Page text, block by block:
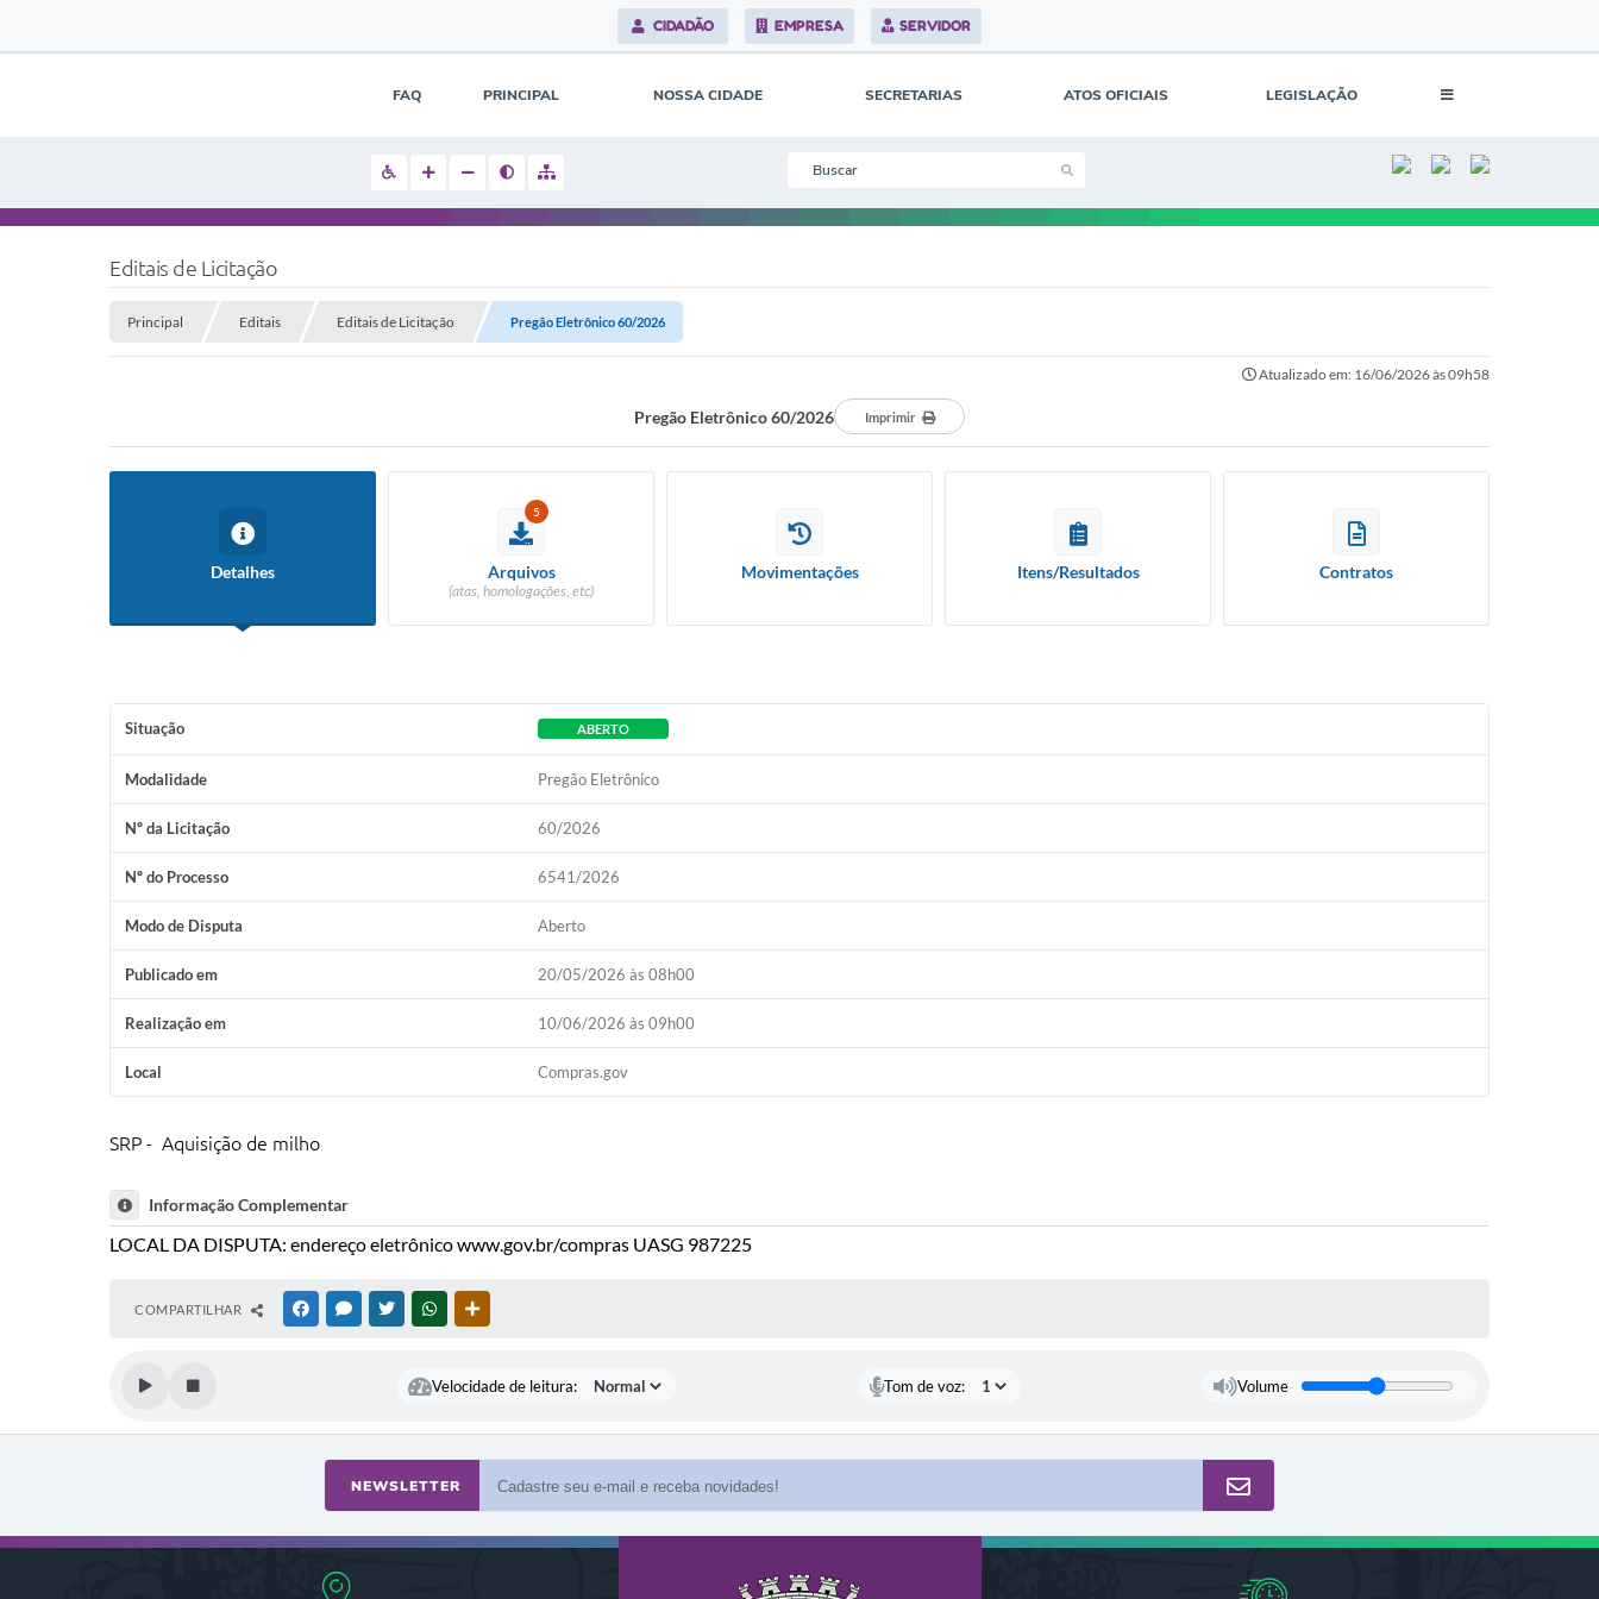
CIDADÃO EMPRESA SERVIDOR
FAQ PRINCIPAL NOSSA CIDADE SECRETARIAS ATOS OFICIAIS LEGISLAÇÃO
Editais de Licitação
Principal Editais Editais de Licitação Pregão Eletrônico 60/2026
Atualizado em: 16/06/2026 às 09h58
Pregão Eletrônico 60/2026 Imprimir
Detalhes
5
Arquivos
(atas, homologações, etc)
Movimentações Itens/Resultados Contratos
Situação ABERTO
Modalidade Pregão Eletrônico
Nº da Licitação 60/2026
Nº do Processo 6541/2026
Modo de Disputa Aberto
Publicado em 20/05/2026 às 08h00
Realização em 10/06/2026 às 09h00
Local Compras.gov
SRP - Aquisição de milho
Informação Complementar
LOCAL DA DISPUTA: endereço eletrônico www.gov.br/compras UASG 987225
COMPARTILHAR FACEBOOKMESSENGER
TWITTERWHATSAPP
Velocidade de leitura: Tom de voz: Volume
NEWSLETTER